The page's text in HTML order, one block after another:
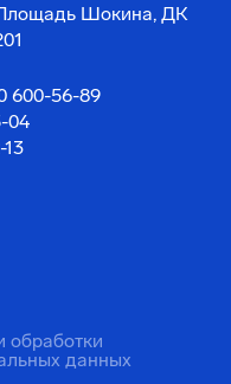
Шокина, ДК
600-56-89
04
обработки
данных